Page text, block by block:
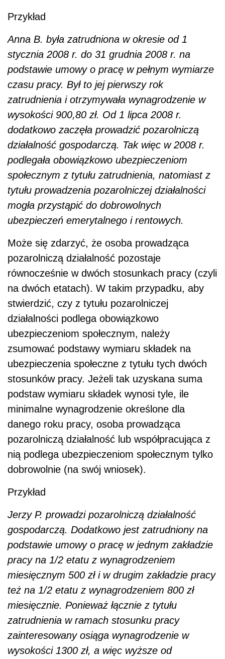
Przykład
Anna B. była zatrudniona w okresie od 1
stycznia 2008 r. do 31 grudnia 2008 r. na
podstawie umowy o pracę w pełnym wymiarze
czasu pracy. Był to jej pierwszy rok
zatrudnienia i otrzymywała wynagrodzenie w
wysokości 900,80 zł. Od 1 lipca 2008 r.
dodatkowo zaczęła prowadzić pozarolniczą
działalność gospodarczą. Tak więc w 2008 r.
podlegała obowiązkowo ubezpieczeniom
społecznym z tytułu zatrudnienia, natomiast z
tytułu prowadzenia pozarolniczej działalności
mogła przystąpić do dobrowolnych
ubezpieczeń emerytalnego i rentowych.
Może się zdarzyć, że osoba prowadząca
pozarolniczą działalność pozostaje
równocześnie w dwóch stosunkach pracy (czyli
na dwóch etatach). W takim przypadku, aby
stwierdzić, czy z tytułu pozarolniczej
działalności podlega obowiązkowo
ubezpieczeniom społecznym, należy
zsumować podstawy wymiaru składek na
ubezpieczenia społeczne z tytułu tych dwóch
stosunków pracy. Jeżeli tak uzyskana suma
podstaw wymiaru składek wynosi tyle, ile
minimalne wynagrodzenie określone dla
danego roku pracy, osoba prowadząca
pozarolniczą działalność lub współpracująca z
nią podlega ubezpieczeniom społecznym tylko
dobrowolnie (na swój wniosek).
Przykład
Jerzy P. prowadzi pozarolniczą działalność
gospodarczą. Dodatkowo jest zatrudniony na
podstawie umowy o pracę w jednym zakładzie
pracy na 1/2 etatu z wynagrodzeniem
miesięcznym 500 zł i w drugim zakładzie pracy
też na 1/2 etatu z wynagrodzeniem 800 zł
miesięcznie. Ponieważ łącznie z tytułu
zatrudnienia w ramach stosunku pracy
zainteresowany osiąga wynagrodzenie w
wysokości 1300 zł, a więc wyższe od